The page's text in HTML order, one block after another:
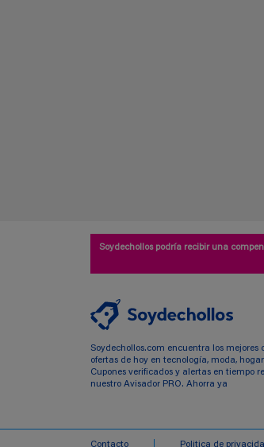
Soydechollos podría recibir una
Soydechollos.com encuentra los mejores
ofertas de hoy en tecnología, moda,
Cupones verificados y alertas en tiempo
nuestro Avisador PRO. Ahorra ya
Contacto Politica de